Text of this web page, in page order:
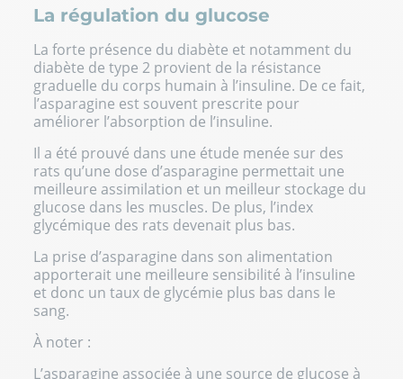
La régulation du glucose
La forte présence du diabète et notamment du
diabète de type 2 provient de la résistance
graduelle du corps humain à l’insuline. De ce fait,
l’asparagine est souvent prescrite pour
améliorer l’absorption de l’insuline.
Il a été prouvé dans une étude menée sur des
rats qu’une dose d’asparagine permettait une
meilleure assimilation et un meilleur stockage du
glucose dans les muscles. De plus, l’index
glycémique des rats devenait plus bas.
La prise d’asparagine dans son alimentation
apporterait une meilleure sensibilité à l’insuline
et donc un taux de glycémie plus bas dans le
sang.
À noter :
L’asparagine associée à une source de glucose à